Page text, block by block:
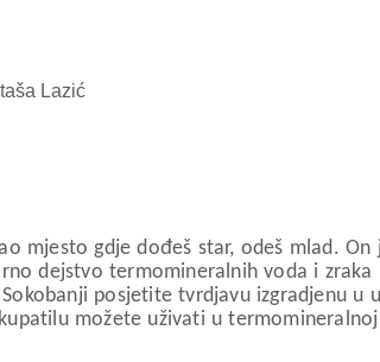
Lazić
mjesto gdje dođeš star, odeš mlad.
dejstvo termomineralnih voda i
posjetite tvrdjavu izgradjenu
možete uživati u